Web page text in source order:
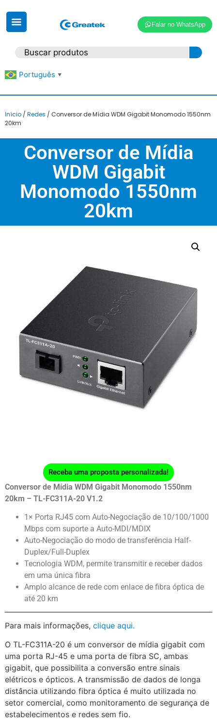
Falar no WhatsApp
Português ▼
Início / Redes / Conversor de Mídia WDM Gigabit Monomodo 1550nm
20km
Conversor de Mídia
WDM Gigabit
Monomodo 1550nm
20km
Receba uma proposta personalizada!
Conversor de Mídia WDM Gigabit Monomodo 1550nm
20km – TL-FC311A-20 V1.2
1× Porta RJ45 com Auto-Negociação de 10/100/1000
Mbps com suporte a Auto-MDI/MDIX
Auto-Negociação do modo de transferência Half-
Duplex/Full-Duplex
Tecnologia WDM, permite transmitir e receber dados
em uma única fibra
Amplo alcance de rede com enlace de fibra óptica de
até 20 km
Para mais informações, clique aqui.
O TL-FC311A-20 é um conversor de mídia gigabit com
uma porta RJ-45 e uma porta de fibra SC, ambas
gigabit, que possibilita a conversão entre sinais
elétricos e ópticos. A transmissão de dados de longa
distância utilizando fibra óptica é muito utilizada no
setor comercial, como monitoramento de segurança de
estabelecimentos e redes sem fio.